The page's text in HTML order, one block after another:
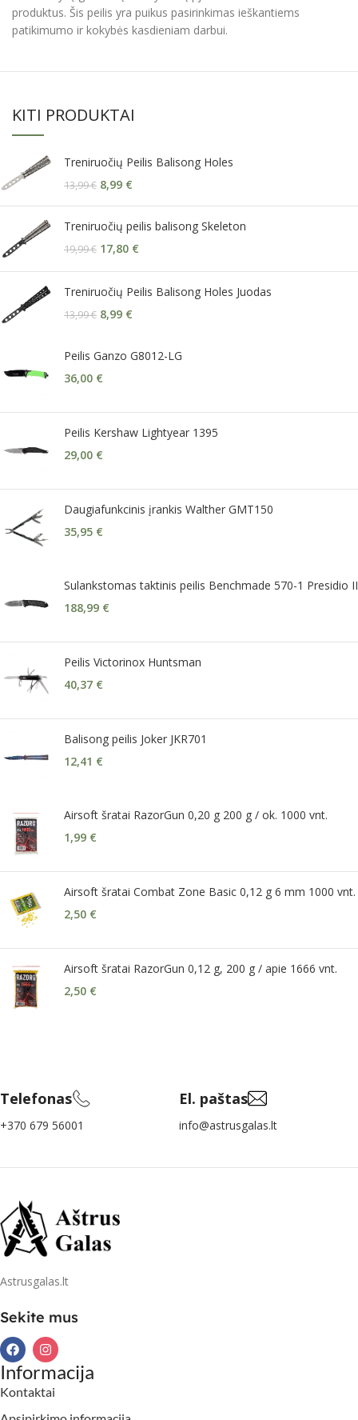
produktus. Šis peilis yra puikus pasirinkimas ieškantiems
patikimumo ir kokybės kasdieniam darbui.
KITI PRODUKTAI
Treniruočių Peilis Balisong Holes
13,99€ 8,99 €
Treniruočių peilis balisong Skeleton
19,99€ 17,80 €
Treniruočių Peilis Balisong Holes Juodas
13,99€ 8,99 €
Peilis Ganzo G8012-LG
36,00 €
Peilis Kershaw Lightyear 1395
29,00 €
Daugiafunkcinis įrankis Walther GMT150
35,95 €
Sulankstomas taktinis peilis Benchmade 570-1 Presidio II
188,99 €
Peilis Victorinox Huntsman
40,37 €
Balisong peilis Joker JKR701
12,41 €
Airsoft šratai RazorGun 0,20 g 200 g / ok. 1000 vnt.
1,99 €
Airsoft šratai Combat Zone Basic 0,12 g 6 mm 1000 vnt.
2,50 €
Airsoft šratai RazorGun 0,12 g, 200 g / apie 1666 vnt.
2,50 €
Telefonas
+370 679 56001
El. paštas
info@astrusgalas.lt
Astrusgalas.lt
Sekite mus
Informacija
Kontaktai